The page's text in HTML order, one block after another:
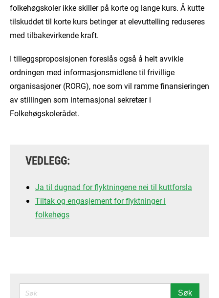
folkehøgskoler ikke skiller på korte og lange kurs. Å kutte
tilskuddet til korte kurs betinger at elevuttelling reduseres
med tilbakevirkende kraft.
I tilleggsproposisjonen foreslås også å helt avvikle
ordningen med informasjonsmidlene til frivillige
organisasjoner (RORG), noe som vil ramme finansieringen
av stillingen som internasjonal sekretær i
Folkehøgskolerådet.
VEDLEGG:
Ja til dugnad for flyktningene nei til kuttforsla
Tiltak og engasjement for flyktninger i
folkehøgs
SØK Søk